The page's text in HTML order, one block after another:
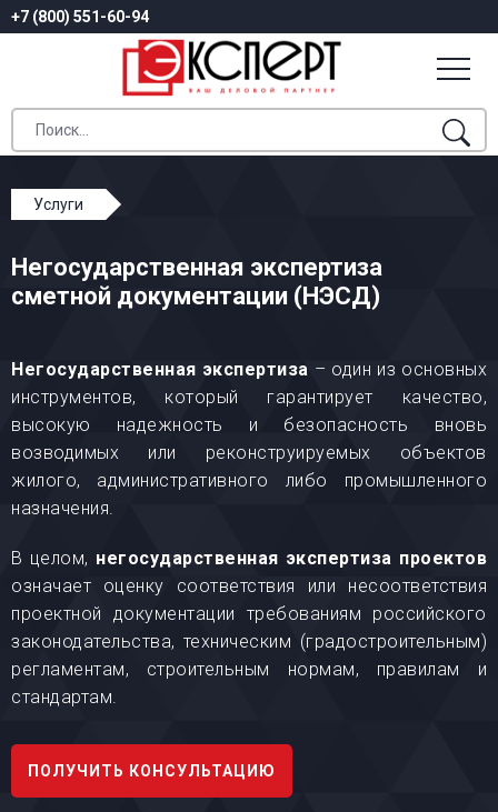
+7 (800) 551-60-94
Услуги
Негосударственная экспертиза сметной
документации (НЭСД)
Негосударственная экспертиза
сметной документации (НЭСД)
Негосударственная экспертиза – один из основных
инструментов, который гарантирует качество,
высокую надежность и безопасность вновь
возводимых или реконструируемых объектов
жилого, административного либо промышленного
назначения.
В целом, негосударственная экспертиза проектов
означает оценку соответствия или несоответствия
проектной документации требованиям российского
законодательства, техническим (градостроительным)
регламентам, строительным нормам, правилам и
стандартам.
ПОЛУЧИТЬ КОНСУЛЬТАЦИЮ